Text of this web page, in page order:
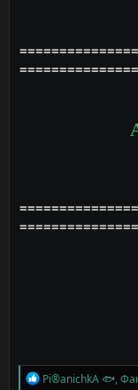
Р
Pi®anichkA 🐟,